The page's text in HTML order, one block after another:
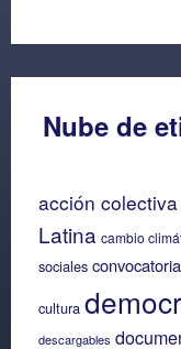
Nube de
acción colectiva
Latina cambio
sociales convocatoria
cultura
descargables